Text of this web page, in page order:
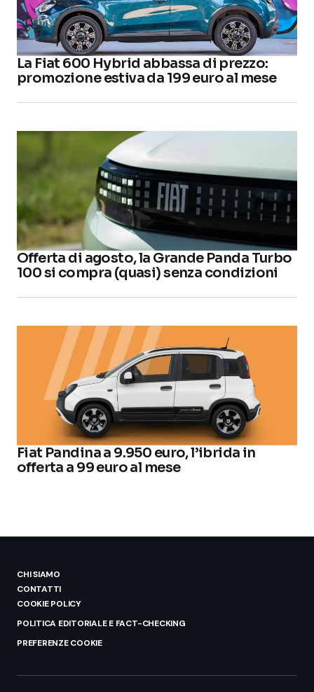
La Fiat 600 Hybrid abbassa di prezzo:
promozione estiva da 199 euro al mese
Offerta di agosto, la Grande Panda Turbo
100 si compra (quasi) senza condizioni
Fiat Pandina a 9.950 euro, l’ibrida in
offerta a 99 euro al mese
CHI SIAMO
CONTATTI
COOKIE POLICY
POLITICA EDITORIALE E FACT-CHECKING
PREFERENZE COOKIE